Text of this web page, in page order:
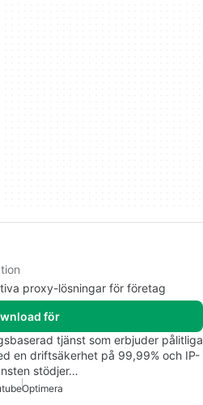
proxy-lösningar för företag
för
tjänst som erbjuder pålitliga
en driftsäkerhet på 99,99% och IP-
stödjer…
Optimera